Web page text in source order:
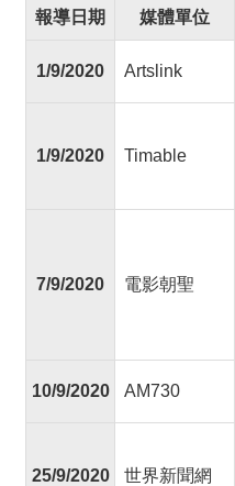
之
聯
報導日期 媒體單位
1/9/2020 Artslink
1/9/2020 Timable
7/9/2020 電影朝聖
10/9/2020 AM730
25/9/2020 世界新聞網